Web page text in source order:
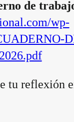
de
wp-
tu reflexión